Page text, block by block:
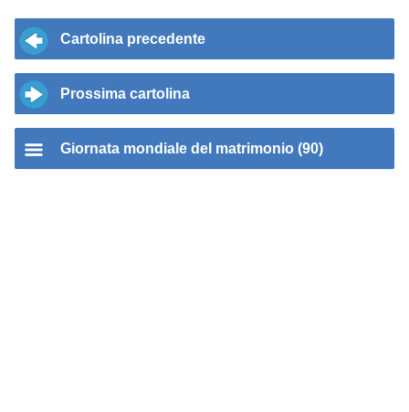
Cartolina precedente
Prossima cartolina
Giornata mondiale del matrimonio (90)